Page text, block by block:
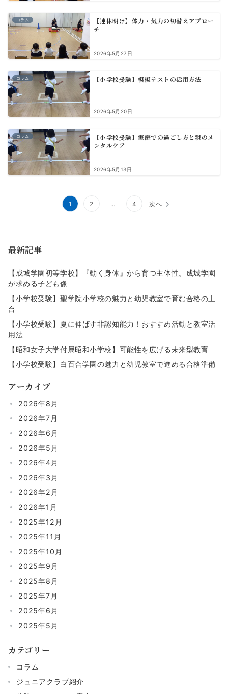
コラム
【連休明け】体力・気力の切替えアプロー
チ
2026年5月27日
コラム 【小学校受験】模擬テストの活用方法
2026年5月20日
コラム
【小学校受験】家庭での過ごし方と親のメ
ンタルケア
2026年5月13日
ペ
ー
ジ
送
り
1 2 … 4 次へ
最新記事
【成城学園初等学校】『動く身体』から育つ主体性。成城学園
が求める子ども像
【小学校受験】聖学院小学校の魅力と幼児教室で育む合格の土
台
【小学校受験】夏に伸ばす非認知能力！おすすめ活動と教室活
用法
【昭和女子大学付属昭和小学校】可能性を広げる未来型教育
【小学校受験】白百合学園の魅力と幼児教室で進める合格準備
アーカイブ
2026年8月
2026年7月
2026年6月
2026年5月
2026年4月
2026年3月
2026年2月
2026年1月
2025年12月
2025年11月
2025年10月
2025年9月
2025年8月
2025年7月
2025年6月
2025年5月
カテゴリー
コラム
ジュニアクラブ紹介